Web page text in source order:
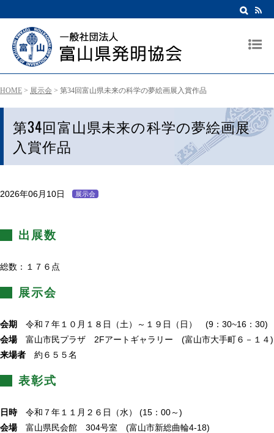
HOME > 展示会 > 第34回富山県未来の科学の夢絵画展入賞作品
第34回富山県未来の科学の夢絵画展
入賞作品
2026年06月10日 展示会
出展数
総数：１７６点
展示会
会期
令和７年１０月１８日（土）～１９日（日） (9：30~16：30)
会場富山市民プラザ 2Fアートギャラリー (富山市大手町６－１４)
来場者 約６５５名
表彰式
日時令和７年１１月２６日（水） (15：00～)
会場富山県民会館 304号室 (富山市新総曲輪4-18)